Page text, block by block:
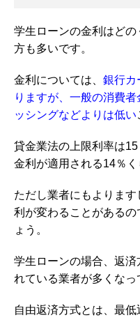
学生ローンの金利はどの
方も多いです。
金利については、 銀行カ
りますが、一般の消費
ッシングなどよりは低い
貸金業法の上限利率は
金利が適用される14％く
ただし業者にもよりま
利が変わることがある
ょう。
学生ローンの場合、返
れている業者が多くなっ
自由返済方式とは、最